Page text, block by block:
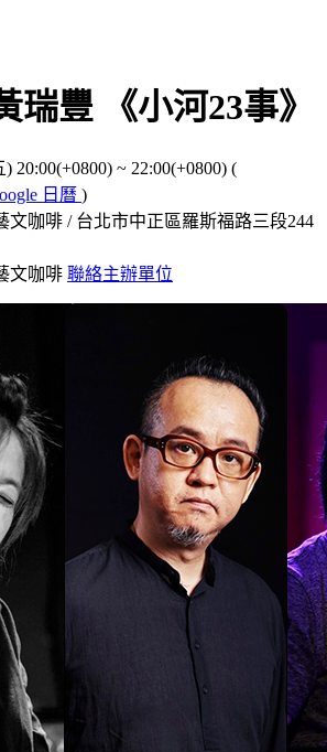
瑞豐 《小河23事》
) 20:00(+0800) ~ 22:00(+0800) (
日曆 )
文咖啡 / 台北市中正區羅斯福路三段244
文咖啡 聯絡主辦單位